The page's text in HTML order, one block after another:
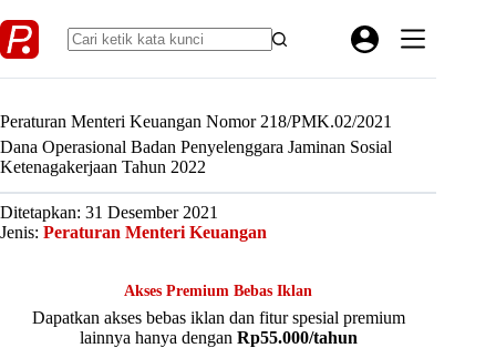
to
content
Peraturan Menteri Keuangan Nomor 218/PMK.02/2021
Dana Operasional Badan Penyelenggara Jaminan Sosial
Ketenagakerjaan Tahun 2022
Ditetapkan: 31 Desember 2021
Jenis: Peraturan Menteri Keuangan
Akses Premium Bebas Iklan
Dapatkan akses bebas iklan dan fitur spesial premium
lainnya hanya dengan Rp55.000/tahun